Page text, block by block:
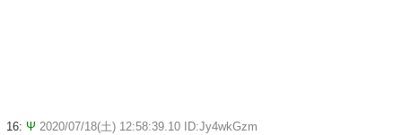
16: Ψ 2020/07/18(土) 12:58:39.10 ID:Jy4wkGzm